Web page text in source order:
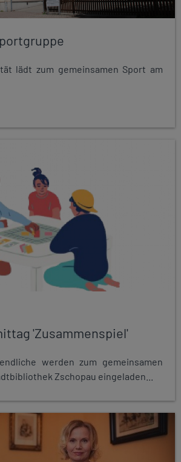
lädt zum gemeinsamen Sport am
'Zusammenspiel'
werden zum gemeinsamen
Zschopau eingeladen...